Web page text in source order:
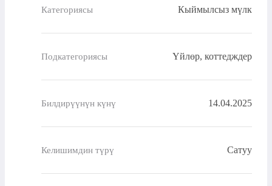
Категориясы Кыймылсыз мүлк
Подкатегориясы Үйлөр, коттедждер
Билдирүүнүн күнү 14.04.2025
Келишимдин түрү Сатуу